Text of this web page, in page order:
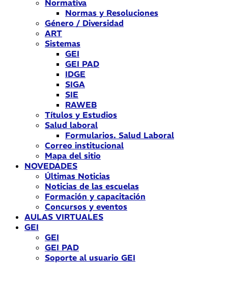
Normativa
Normas y Resoluciones
Género / Diversidad
ART
Sistemas
GEI
GEI PAD
IDGE
SIGA
SIE
RAWEB
Títulos y Estudios
Salud laboral
Formularios. Salud Laboral
Correo institucional
Mapa del sitio
NOVEDADES
Últimas Noticias
Noticias de las escuelas
Formación y capacitación
Concursos y eventos
AULAS VIRTUALES
GEI
GEI
GEI PAD
Soporte al usuario GEI